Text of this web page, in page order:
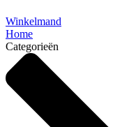
Winkelmand
Home
Categorieën